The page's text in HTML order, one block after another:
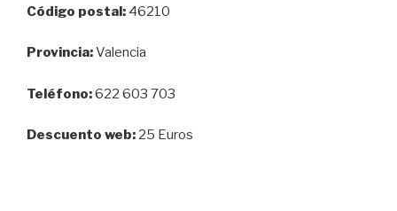
Código postal: 46210
Provincia:Valencia
Teléfono:622 603 703
Descuento web: 25 Euros